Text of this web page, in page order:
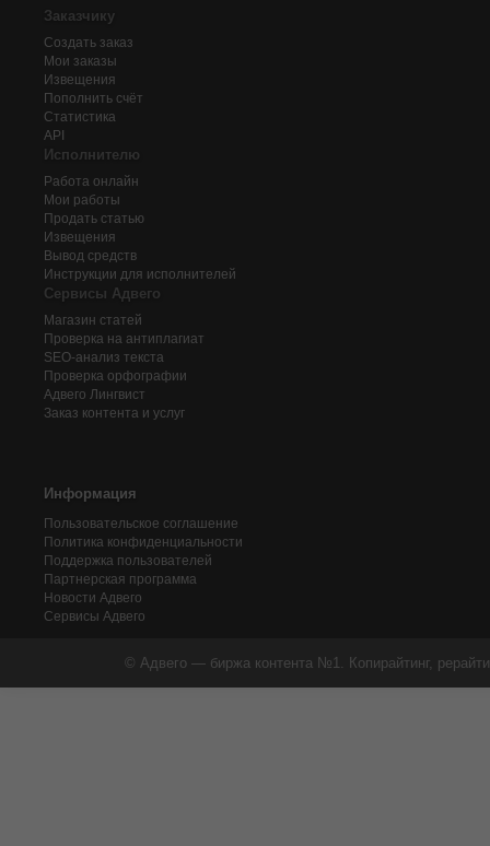
Заказчику
Создать заказ
Мои заказы
Извещения
Пополнить счёт
Статистика
API
Исполнителю
Работа онлайн
Мои работы
Продать статью
Извещения
Вывод средств
Инструкции для исполнителей
Сервисы Адвего
Магазин статей
Проверка на антиплагиат
SEO-анализ текста
Проверка орфографии
Адвего Лингвист
Заказ контента и услуг
Информация
Пользовательское соглашение
Политика конфиденциальности
Поддержка пользователей
Партнерская программа
Новости Адвего
Сервисы Адвего
© Адвего — биржа контента №1. Копирайтинг,